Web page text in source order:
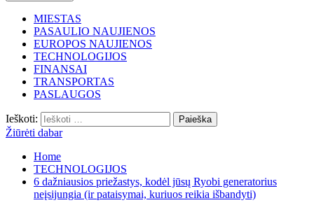
MIESTAS
PASAULIO NAUJIENOS
EUROPOS NAUJIENOS
TECHNOLOGIJOS
FINANSAI
TRANSPORTAS
PASLAUGOS
Ieškoti:
Žiūrėti dabar
Home
TECHNOLOGIJOS
6 dažniausios priežastys, kodėl jūsų Ryobi generatorius
neįsijungia (ir pataisymai, kuriuos reikia išbandyti)